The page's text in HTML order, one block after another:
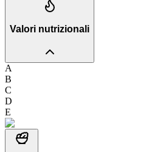
Valori nutrizionali
A
B
C
D
E